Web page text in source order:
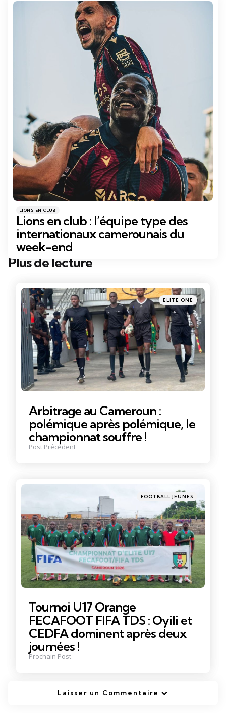
Catégories
Posté
dans
LIONS EN CLUB
Lions en club : l’équipe type des
internationaux camerounais du
week-end
Plus de lecture
Post
Posté
dans
ELITE ONE
Arbitrage au Cameroun :
polémique après polémique, le
championnat souffre !
Post Précédent
Posté
FOOTBALL JEUNES
Tournoi U17 Orange
FECAFOOT FIFA TDS : Oyili et
CEDFA dominent après deux
journées !
Prochain Post
Laisser un Commentaire